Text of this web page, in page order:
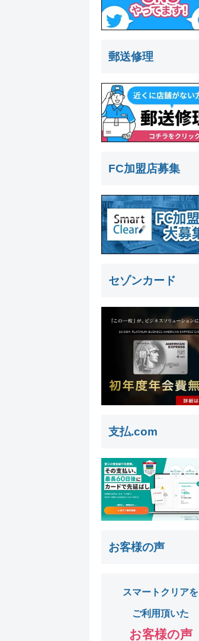
郵送修理
FC加盟店募集
セゾンカード
支払.com
お客様の声
スマートクリアを
ご利用頂いた
お客様の声